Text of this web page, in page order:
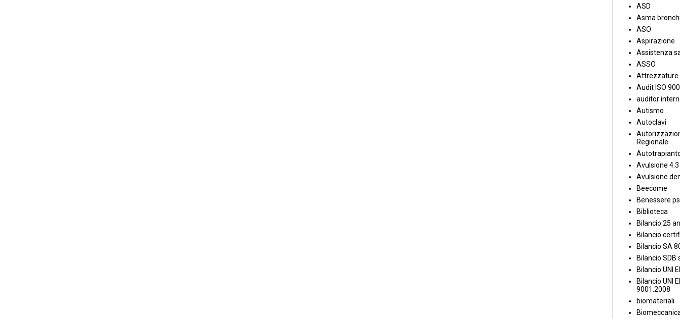
ASD
Asma
ASO
Aspirazione
Assistenza
ASSO
Attrezzature
Audit ISO
auditor
Autismo
Autoclavi
Regionale
Avulsione 4.3
Avulsione
Beecome
Benessere
Biblioteca
Bilancio 25
Bilancio
Bilancio SA
Bilancio SDB
Bilancio UNI
Bilancio UNI
9001:2008
biomateriali